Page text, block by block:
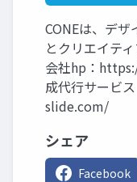
CONEは、デ
とクリエイテ
会社hp：
成代行サービ
slide.com/
シェア
Facebook